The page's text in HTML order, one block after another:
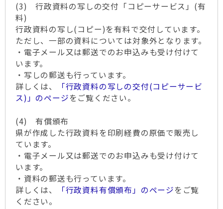
(3) 行政資料の写しの交付「コピーサービス」(有
料)
行政資料の写し(コピー)を有料で交付しています。
ただし、一部の資料については対象外となります。
・電子メール又は郵送でのお申込みも受け付けて
います。
・写しの郵送も行っています。
詳しくは、
「行政資料の写しの交付(コピーサービ
ス)」のページをご覧ください。
(4) 有償頒布
県が作成した行政資料を印刷経費の原価で販売し
ています。
・電子メール又は郵送でのお申込みも受け付けて
います。
・資料の郵送も行っています。
詳しくは、
「行政資料有償頒布」のページをご覧
ください。